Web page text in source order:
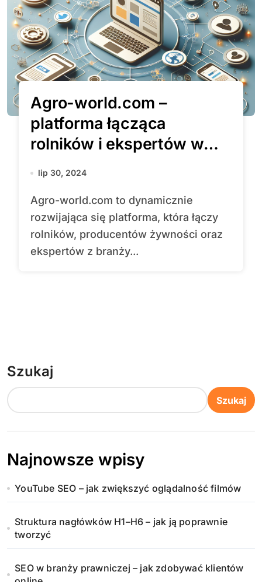
Agro-world.com –
platforma łącząca
rolników i ekspertów w
dobie zrównoważonego
lip 30, 2024
Agro-world.com to dynamicznie
rozwijająca się platforma, która łączy
rolników, producentów żywności oraz
ekspertów z branży...
Szukaj
Szukaj
Najnowsze wpisy
YouTube SEO – jak zwiększyć oglądalność filmów
Struktura nagłówków H1–H6 – jak ją poprawnie
tworzyć
SEO w branży prawniczej – jak zdobywać klientów